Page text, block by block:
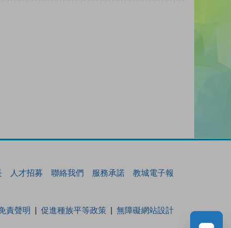
人才招募 聯絡我們 服務承諾 教城電子報
責聲明 促進種族平等政策 無障礙網站設計